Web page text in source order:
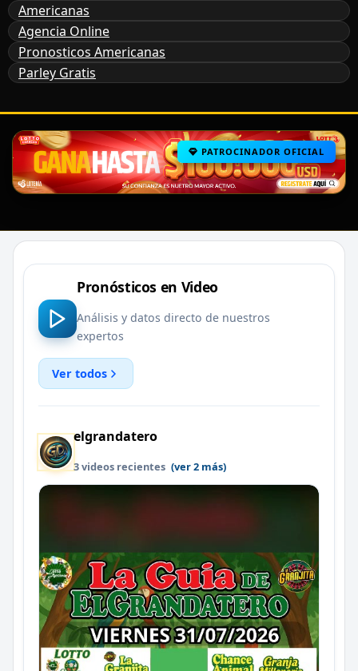
Americanas
Agencia Online
Pronosticos Americanas
Parley Gratis
PATROCINADOR OFICIAL
Pronósticos en Video
Análisis y datos directo de nuestros
expertos
Ver todos
elgrandatero
3 videos recientes (ver 2 más)